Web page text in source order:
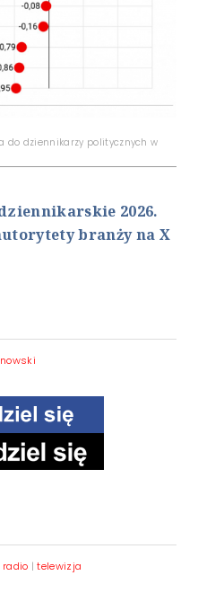
do dziennikarzy politycznych w
2026.
branży na X
radio |telewizja